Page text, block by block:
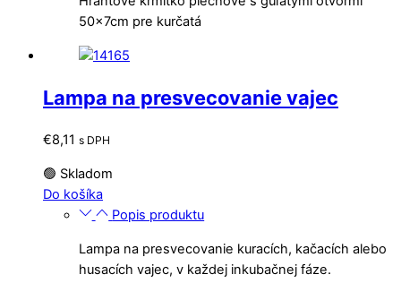
50x7cm pre kurčatá
Lampa na presvecovanie vajec
€8,11 s DPH
🟢 Skladom
Do košíka
Popis produktu
Lampa na presvecovanie kuracích, kačacích alebo
husacích vajec, v každej inkubačnej fáze.